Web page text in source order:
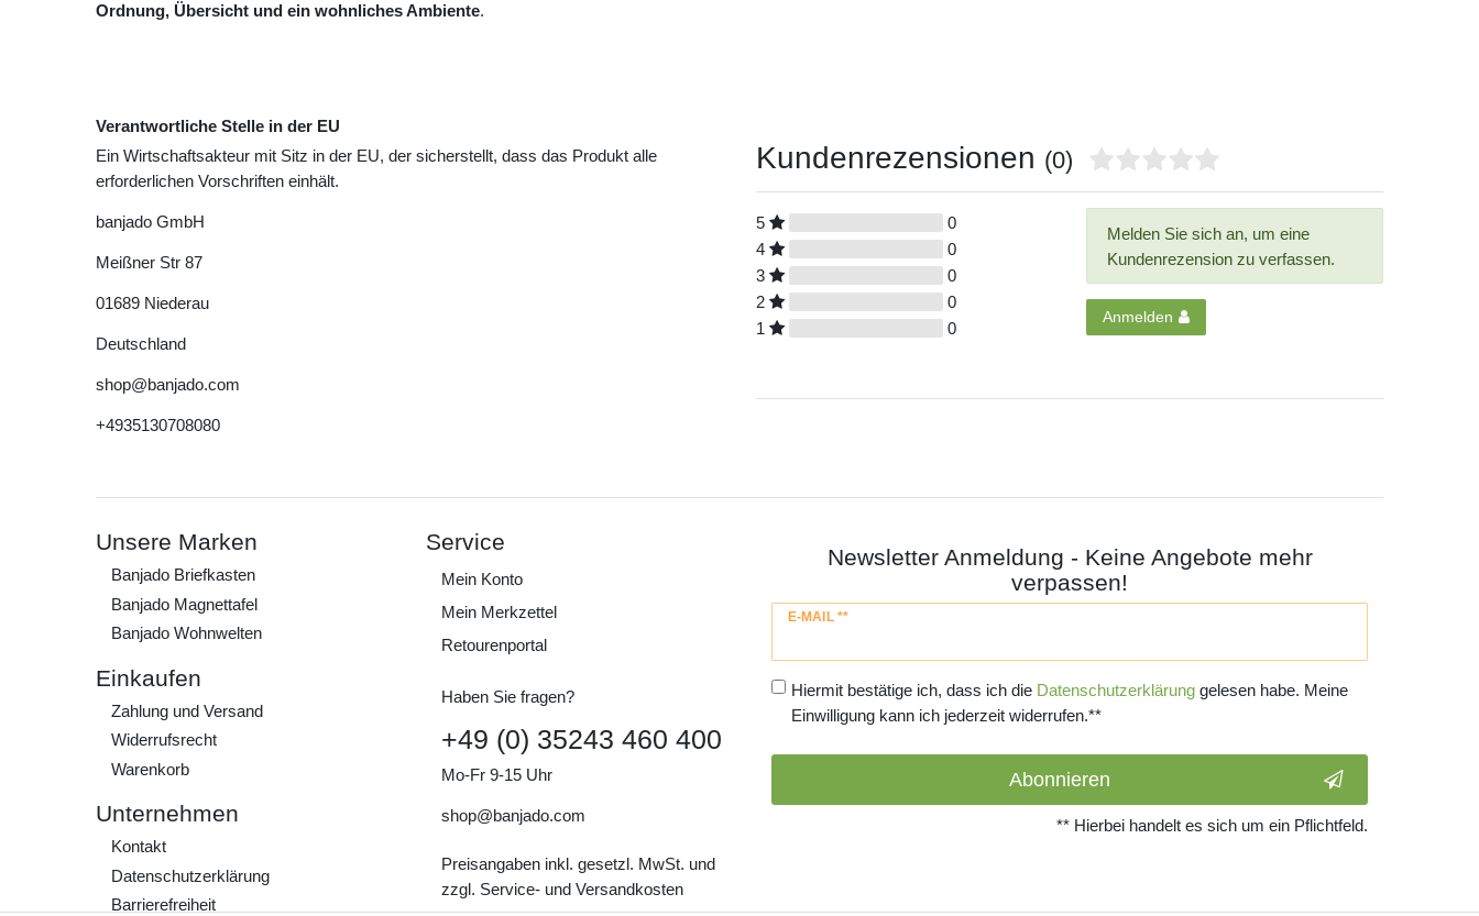
Ordnung, Übersicht und ein wohnliches Ambiente.
Verantwortliche Stelle in der EU
Ein Wirtschaftsakteur mit Sitz in der EU, der sicherstellt, dass das Produkt alle
erforderlichen Vorschriften einhält.
banjado GmbH
Meißner Str 87
01689 Niederau
Deutschland
shop@banjado.com
+4935130708080
Kundenrezensionen (0)
5
0
4
0
3
0
2
0
1
0
Melden Sie sich an, um eine
Kundenrezension zu verfassen.
Anmelden
Unsere Marken
Banjado Briefkasten
Banjado Magnettafel
Banjado Wohnwelten
Einkaufen
Zahlung und Versand
Widerrufs­recht
Warenkorb
Unternehmen
Kontakt
Daten­schutz­erklärung
Barrierefreiheit
Service
Mein Konto
Mein Merkzettel
Retourenportal
Haben Sie fragen?
+49 (0) 35243 460 400
Mo-Fr 9-15 Uhr
shop@banjado.com
Preisangaben inkl. gesetzl. MwSt. und
zzgl. Service- und Versandkosten
Newsletter Anmeldung - Keine Angebote mehr
verpassen!
E-MAIL **
Newsletter
Hiermit bestätige ich, dass ich die Daten­schutz­erklärunggelesen habe. Meine
Einwilligung kann ich jederzeit widerrufen.**
Abonnieren
** Hierbei handelt es sich um ein Pflichtfeld.